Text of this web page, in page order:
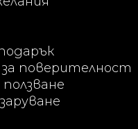
поверителност
ползване